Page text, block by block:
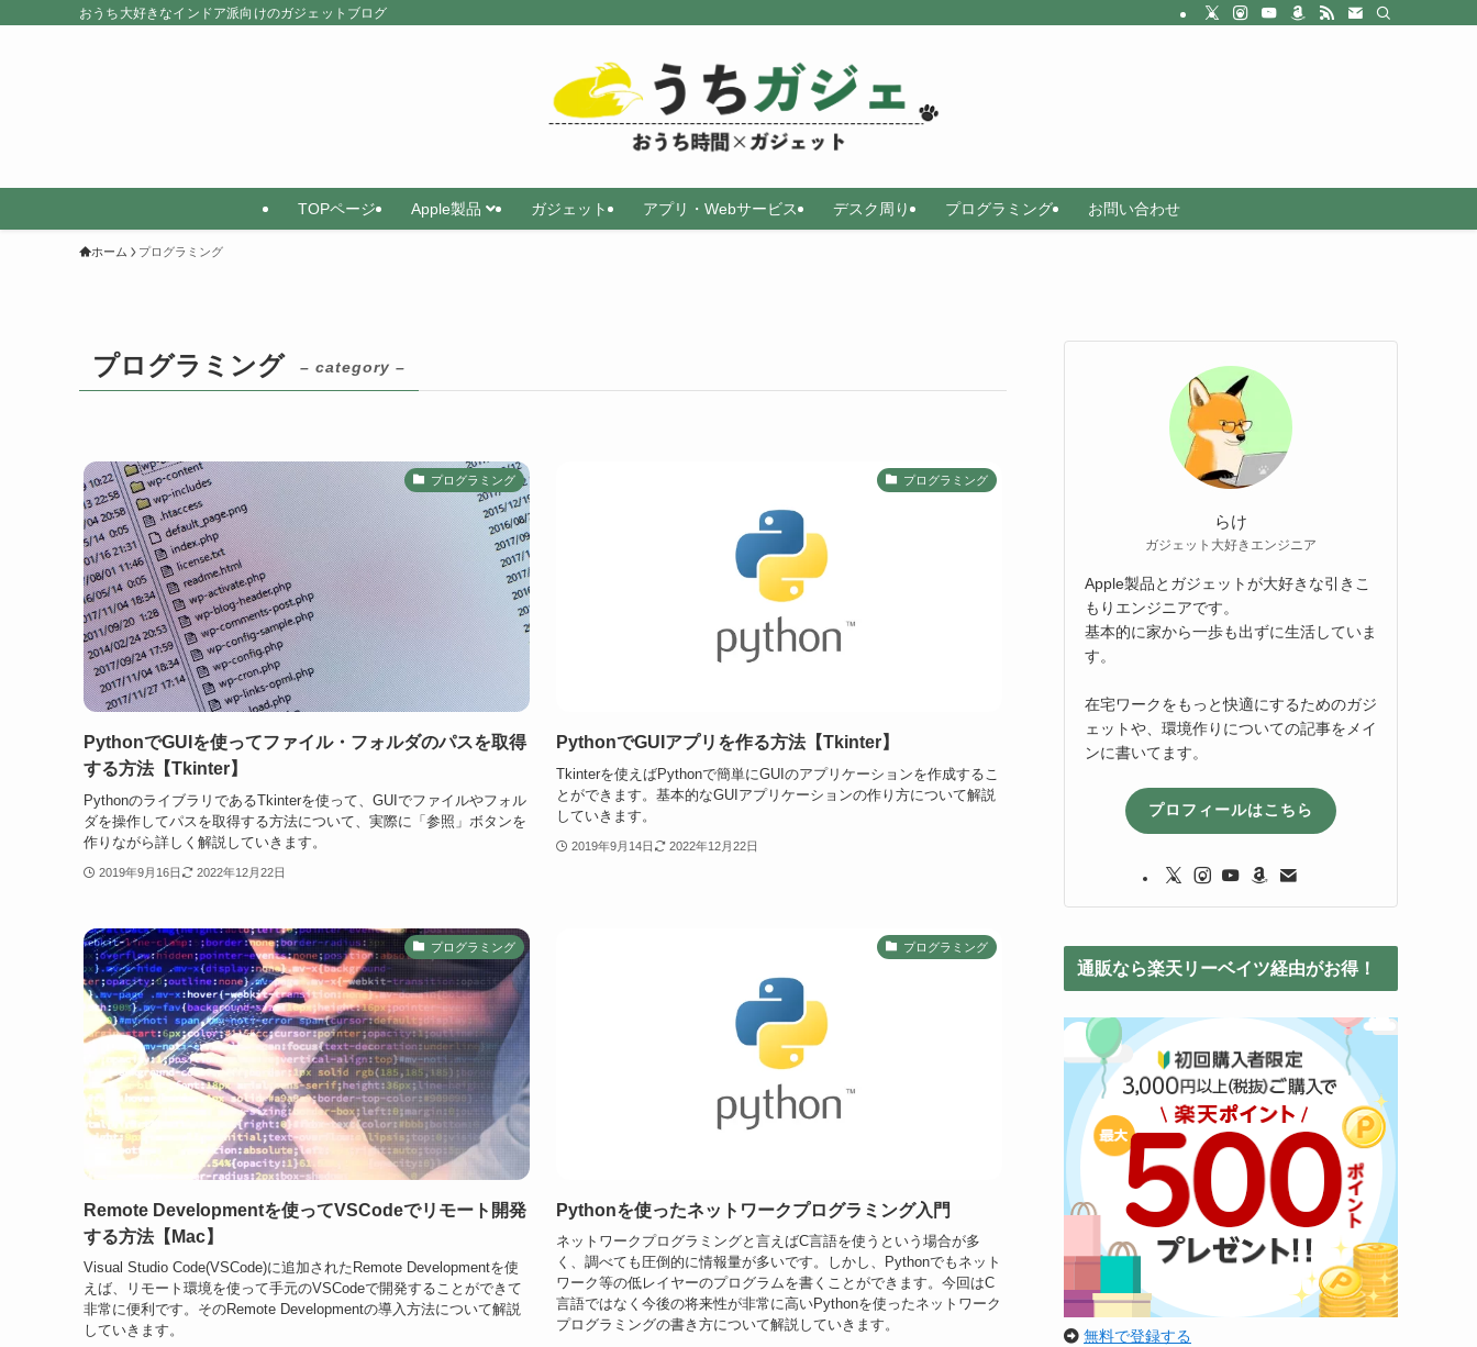
おうち大好きなインドア派向けのガジェットブログ
TOPページ Apple製品 ガジェット アプリ・Webサービス デスク周り プログラミング お問い合わせ
ホーム プログラミング
プログラミング – category –
プログラミング
PythonでGUIを使ってファイル・フォルダのパスを取得
する方法【Tkinter】
PythonのライブラリであるTkinterを使って、GUIでファイルやフォル
ダを操作してパスを取得する方法について、実際に「参照」ボタンを
作りながら詳しく解説していきます。
2019年9月16日 2022年12月22日
プログラミング
PythonでGUIアプリを作る方法【Tkinter】
Tkinterを使えばPythonで簡単にGUIのアプリケーションを作成するこ
とができます。基本的なGUIアプリケーションの作り方について解説
していきます。
2019年9月14日 2022年12月22日
プログラミング
Remote Developmentを使ってVSCodeでリモート開発
する方法【Mac】
Visual Studio Code(VSCode)に追加されたRemote Developmentを使
えば、リモート環境を使って手元のVSCodeで開発することができて
非常に便利です。そのRemote Developmentの導入方法について解説
していきます。
プログラミング
Pythonを使ったネットワークプログラミング入門
ネットワークプログラミングと言えばC言語を使うという場合が多
く、調べても圧倒的に情報量が多いです。しかし、Pythonでもネット
ワーク等の低レイヤーのプログラムを書くことができます。今回はC
言語ではなく今後の将来性が非常に高いPythonを使ったネットワーク
プログラミングの書き方について解説していきます。
らけ
ガジェット大好きエンジニア
Apple製品とガジェットが大好きな引きこ
もりエンジニアです。
基本的に家から一歩も出ずに生活していま
す。
在宅ワークをもっと快適にするためのガジ
ェットや、環境作りについての記事をメイ
ンに書いてます。
プロフィールはこちら
通販なら楽天リーベイツ経由がお得！
無料で登録する